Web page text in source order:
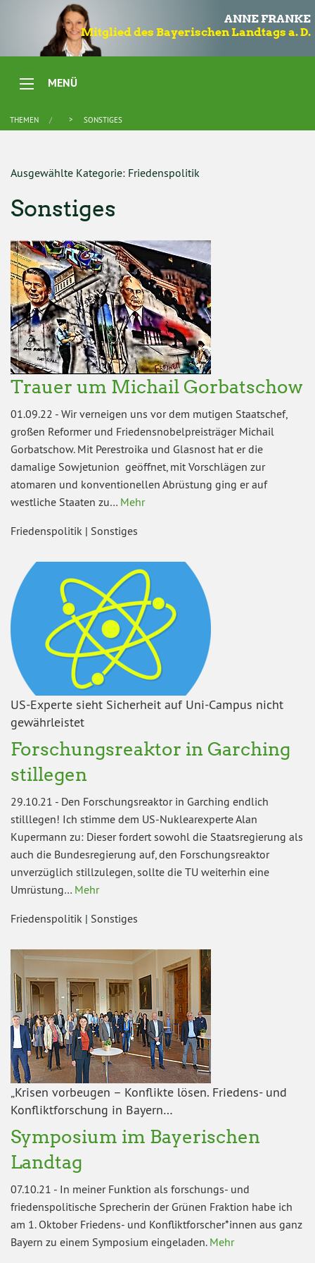
ANNE FRANKE
Mitglied des Bayerischen Landtags a. D.
MENÜ
THEMEN SONSTIGES
Ausgewählte Kategorie: Friedenspolitik
Sonstiges
Trauer um Michail Gorbatschow
01.09.22 - Wir verneigen uns vor dem mutigen Staatschef,
großen Reformer und Friedensnobelpreisträger Michail
Gorbatschow. Mit Perestroika und Glasnost hat er die
damalige Sowjetunion geöffnet, mit Vorschlägen zur
atomaren und konventionellen Abrüstung ging er auf
westliche Staaten zu… Mehr
Friedenspolitik | Sonstiges
US-Experte sieht Sicherheit auf Uni-Campus nicht
gewährleistet
Forschungsreaktor in Garching
stillegen
29.10.21 - Den Forschungsreaktor in Garching endlich
stilllegen! Ich stimme dem US-Nuklearexperte Alan
Kupermann zu: Dieser fordert sowohl die Staatsregierung als
auch die Bundesregierung auf, den Forschungsreaktor
unverzüglich stillzulegen, sollte die TU weiterhin eine
Umrüstung… Mehr
Friedenspolitik | Sonstiges
„Krisen vorbeugen – Konflikte lösen. Friedens- und
Konfliktforschung in Bayern…
Symposium im Bayerischen
Landtag
07.10.21 - In meiner Funktion als forschungs- und
friedenspolitische Sprecherin der Grünen Fraktion habe ich
am 1. Oktober Friedens- und Konfliktforscher*innen aus ganz
Bayern zu einem Symposium eingeladen. Mehr